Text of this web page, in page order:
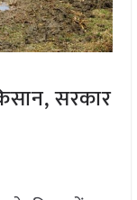
सरकार